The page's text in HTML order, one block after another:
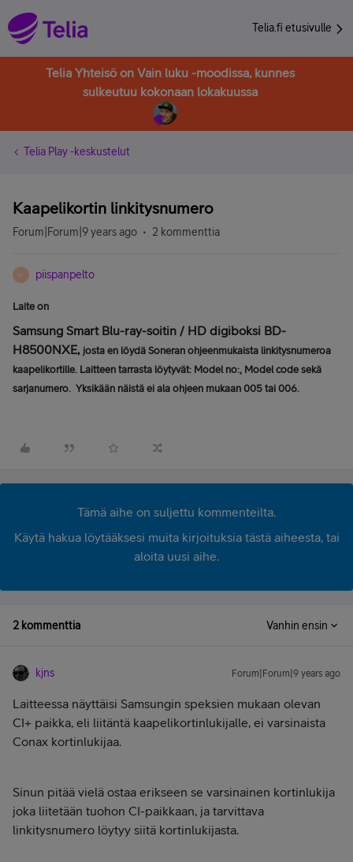
Telia.fi etusivulle
Telia Yhteisö on Vain luku -moodissa, kunnes
sulkeutuu kokonaan lokakuussa
Telia Play -keskustelut
Kaapelikortin linkitysnumero
Forum|Forum|9 years ago 2 kommenttia
P piispanpelto
Laite on
Samsung Smart Blu-ray-soitin / HD digiboksi BD-
H8500NXE, josta en löydä Soneran ohjeenmukaista linkitysnumeroa
kaapelikortille. Laitteen tarrasta löytyvät: Model no:, Model code sekä
sarjanumero. Yksikään näistä ei ala ohjeen mukaan 005 tai 006.
Tämä aihe on suljettu kommenteilta.
Käytä hakua löytääksesi muita kirjoituksia tästä aiheesta, tai
aloita uusi aihe.
2 kommenttia Vanhin ensin
kjns Forum|Forum|9 years ago
Laitteessa näyttäisi Samsungin speksien mukaan olevan
CI+ paikka, eli liitäntä kaapelikortinlukijalle, ei varsinaista
Conax kortinlukijaa.
Sinun pitää vielä ostaa erikseen se varsinainen kortinlukija
joka liitetään tuohon CI-paikkaan, ja tarvittava
linkitysnumero löytyy siitä kortinlukijasta.